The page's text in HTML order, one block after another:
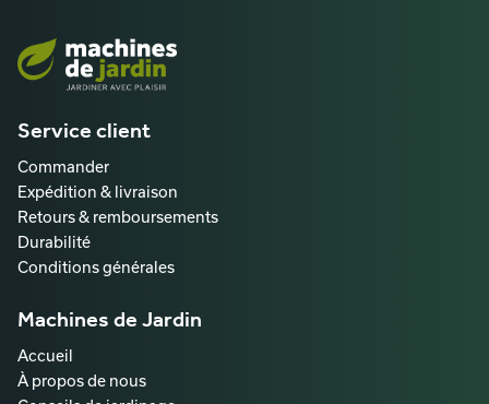
Service client
Commander
Expédition & livraison
Retours & remboursements
Durabilité
Conditions générales
Machines de Jardin
Accueil
À propos de nous